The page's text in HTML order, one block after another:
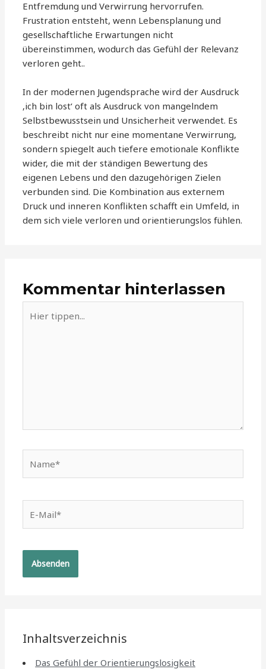
Entfremdung und Verwirrung hervorrufen.
Frustration entsteht, wenn Lebensplanung und
gesellschaftliche Erwartungen nicht
übereinstimmen, wodurch das Gefühl der Relevanz
verloren geht..
In der modernen Jugendsprache wird der Ausdruck
‚ich bin lost‘ oft als Ausdruck von mangelndem
Selbstbewusstsein und Unsicherheit verwendet. Es
beschreibt nicht nur eine momentane Verwirrung,
sondern spiegelt auch tiefere emotionale Konflikte
wider, die mit der ständigen Bewertung des
eigenen Lebens und den dazugehörigen Zielen
verbunden sind. Die Kombination aus externem
Druck und inneren Konflikten schafft ein Umfeld, in
dem sich viele verloren und orientierungslos fühlen.
Kommentar hinterlassen
tippen...
Mail*
Inhaltsverzeichnis
Das Gefühl der Orientierungslosigkeit